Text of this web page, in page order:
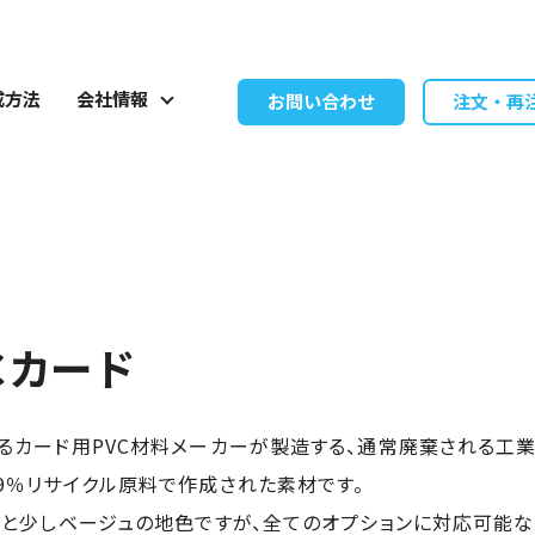
法 会社情報 お問い合わせ 注文・再
ード
カード用PVC材料メーカーが製造する、通常廃棄される工
リサイクル原料で作成された素材です。
少しベージュの地色ですが、全てのオプションに対応可能